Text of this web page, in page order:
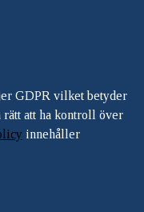
GDPR vilket betyder
att ha kontroll över
innehåller